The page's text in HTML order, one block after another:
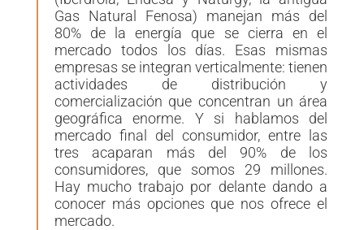
Gas Natural Fenosa) manejan más del
80% de la energía que se cierra en el
mercado todos los días. Esas mismas
empresas se integran verticalmente: tienen
actividades de distribución y
comercialización que concentran un área
geográficaenorme. Y si hablamos del
mercado final del consumidor, entre las
tres acaparan más del 90% de los
consumidores, que somos 29 millones.
Hay mucho trabajo por delante dando a
conocer más opciones que nos ofrece el
mercado.